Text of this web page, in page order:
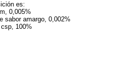
es:
0,005%
sabor amargo, 0,002%
100%